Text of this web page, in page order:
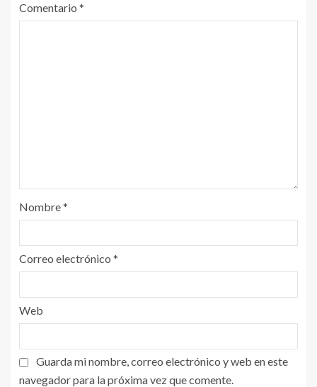
Comentario *
Nombre*
Correo electrónico *
Web
Guarda mi nombre, correo electrónico y web en este
navegador para la próxima vez que comente.